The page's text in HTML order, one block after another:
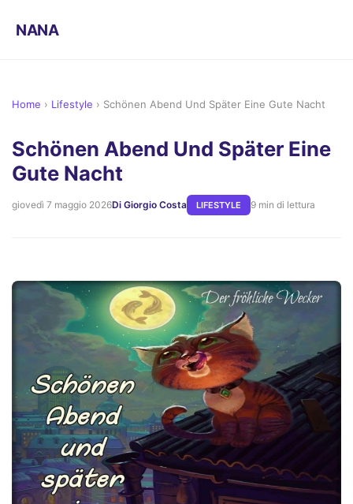
NANA
Home › Lifestyle › Schönen Abend Und Später Eine Gute Nacht
Schönen Abend Und Später Eine
Gute Nacht
giovedì 7 maggio 2026Di Giorgio Costa LIFESTYLE 9 min di lettura